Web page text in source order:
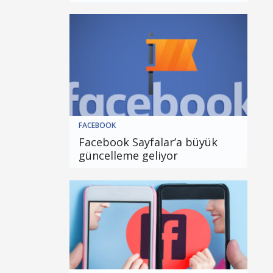
FACEBOOK
Facebook Sayfalar’a büyük
güncelleme geliyor